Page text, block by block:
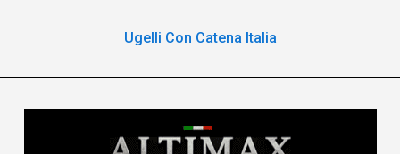
Ugelli Con Catena Italia